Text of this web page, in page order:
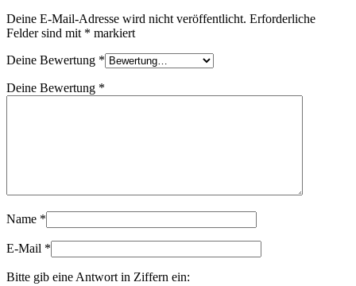
Deine E-Mail-Adresse wird nicht veröffentlicht. Erforderliche
Felder sind mit * markiert
Deine Bewertung *
Deine Bewertung *
Name *
E-Mail *
Bitte gib eine Antwort in Ziffern ein: